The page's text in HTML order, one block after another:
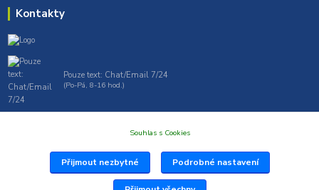
Kontakty
Pouze text: Chat/Email 7/24
(Po-Pá, 8-16 hod.)
Souhlas s Cookies
Přijmout nezbytné Podrobné nastavení